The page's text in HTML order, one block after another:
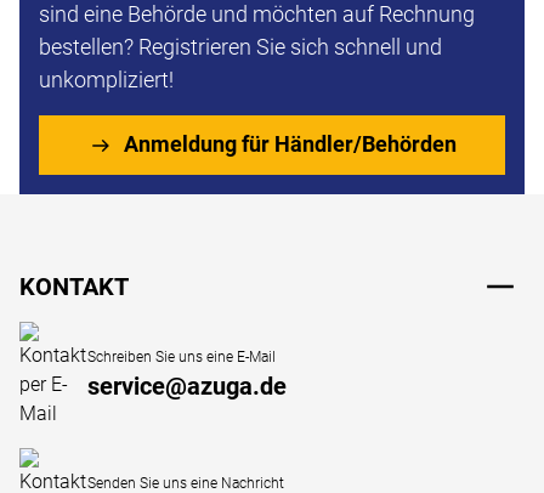
sind eine Behörde und möchten auf Rechnung
bestellen? Registrieren Sie sich schnell und
unkompliziert!
Anmeldung für Händler/Behörden
KONTAKT
Schreiben Sie uns eine E-Mail
service@azuga.de
Senden Sie uns eine Nachricht